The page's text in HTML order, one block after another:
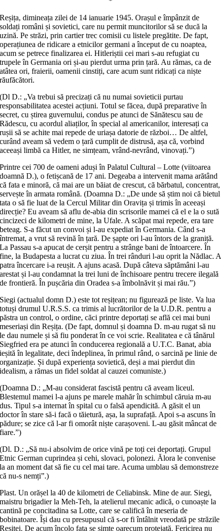
Reșița, dimineața zilei de 14 ianuarie 1945. Orașul e împânzit de
soldați români și sovietici, care nu permit muncitorilor să se ducă la
uzină. Pe străzi, prin cartier trec comisii cu listele pregătite. De fapt,
operațiunea de ridicare a etnicilor germani a început de cu noaptea,
acum se petrece finalizarea ei. Hitleriștii cei mari s-au refugiat cu
trupele în Germania ori și-au pierdut urma prin țară. Au rămas, ca de
atâtea ori, fraierii, oamenii cinstiți, care acum sunt ridicați ca niște
răufăcători.
(Dl D.: „Va trebui să precizați că nu numai sovieticii purtau
responsabilitatea acestei acțiuni. Totul se făcea, după preparative în
secret, cu știrea guvernului, condus pe atunci de Sănătescu sau de
Rădescu, cu acordul aliaților, în special al americanilor, interesați ca
rușii să se achite mai repede de uriașa datorie de război… De altfel,
curând aveam să vedem o țară cumplit de distrusă, așa că, vorbind
aceeași limbă ca Hitler, ne simțeam, vrând-nevrând, vinovați.”)
Printre cei 700 de oameni aduși în Palatul Cultural – Lotte (viitoarea
doamnă D.), o fetișcană de 17 ani. Degeaba a intervenit mama arătând
că fata e minoră, că mai are un băiat de crescut, că bărbatul, concentrat,
servește în armata română. (Doamna D.: „De unde să știm noi că bietul
tata o să fie luat de la Cercul Militar din Oravița și trimis în aceeași
direcție? Eu aveam să aflu de-abia din scrisorile mamei că el e la o sută
cincizeci de kilometri de mine, la Ufale. A scăpat mai repede, era tare
beteag. S-a făcut un convoi și l-au expediat în Germania. Când s-a
întremat, a vrut să revină în țară. De șapte ori l-au întors de la graniță.
La Passau s-a apucat de cerșit pentru a strânge bani de întoarcere. În
fine, la Budapesta a lucrat cu ziua. În trei rânduri l-au oprit la Nădlac. A
patra încercare i-a reușit. A ajuns acasă. După câteva săptămâni l-au
arestat și l-au condamnat la trei luni de închisoare pentru trecere ilegală
de frontieră. În pușcăria din Oradea s-a îmbolnăvit și mai rău.”)
Siegi (actualul domn D.) este tot reșițean; nu figurează pe liste. Va lua
totuși drumul U.R.S.S. ca trimis al lucrătorilor de la U.D.R. pentru a
păstra un control, o ordine, căci printre deportați se află cei mai buni
meseriași din Reșița. (De fapt, domnul și doamna D. m-au rugat să nu
le dau numele și să fiu ponderat în ce voi scrie. Realitatea e că tânărul
Siegfried era pe atunci în conducerea regională a U.T.C. Banat, abia
ieșită în legalitate, deci îndeplinea, în primul rând, o sarcină pe linie de
organizație. Și după experiența sovietică, deși a mai pierdut din
idealism, a rămas un fidel soldat al cauzei comuniste.)
(Doamna D.: „M-au considerat fascistă pentru că aveam liceul.
Blestemul mamei l-a ajuns pe marele mahăr în schimbul căruia m-au
dus. Tipul s-a internat în spital cu o falsă apendicită. A găsit el un
doctor în stare să-i facă o tăietură, așa, la suprafață. Apoi s-a ascuns în
pădure; se zice că l-ar fi omorât niște carașoveni. L-au găsit mâncat de
fiare.”)
(Dl. D.: „Să nu-i absolvim de orice vină pe toți cei deportați. Grupul
Etnic German cuprindea și cehi, slovaci, polonezi. Ălora le convenise
la an moment dat să fie cu cel mai tare. Acuma umblau să demonstreze
că nu-s nemți”.)
Plast. Un orășel la 40 de kilometri de Celiabinsk. Mine de aur. Siegi,
maistru brigadier la Meh-Teh, la atelierul mecanic adică, o cunoaște la
cantină pe concitadina sa Lotte, care se califică în meseria de
bobinatoare. Își dau cu presupusul că s-or fi întâlnit vreodată pe străzile
Reșiței. De acum încolo fata se simte oarecum protejată. Fericirea nu